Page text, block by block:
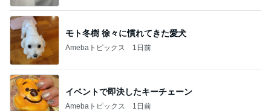
モト冬樹 徐々に慣れてきた愛犬
Amebaトピックス 1日前
イベントで即決したキーチェーン
Amebaトピックス 1日前